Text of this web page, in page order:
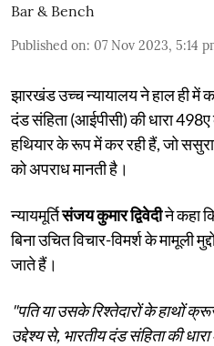
Bar & Bench
Published on: 07 Nov 2023, 5:14
झारखंड उच्च न्यायालय ने हाल ही में
दंड संहिता (आईपीसी) की धारा
हथियार के रूप में कर रही हैं, जो
को अपराध मानती है।
न्यायमूर्तिसंजय कुमार द्विवेदीने कहा
बिना उचित विचार-विमर्श के मामूली
जाते हैं।
"पति या उसके रिश्तेदारों के हाथों
उद्देश्य से, भारतीय दंड संहिता की